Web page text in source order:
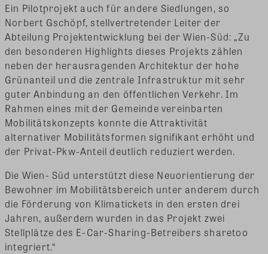
Ein Pilotprojekt auch für andere Siedlungen, so
Norbert Gschöpf, stellvertretender Leiter der
Abteilung Projektentwicklung bei der Wien-Süd: „Zu
den besonderen Highlights dieses Projekts zählen
neben der herausragenden Architektur der hohe
Grünanteil und die zentrale Infrastruktur mit sehr
guter Anbindung an den öffentlichen Verkehr. Im
Rahmen eines mit der Gemeinde vereinbarten
Mobilitätskonzepts konnte die Attraktivität
alternativer Mobilitätsformen signifikant erhöht und
der Privat-Pkw-Anteil deutlich reduziert werden.
Die Wien- Süd unterstützt diese Neuorientierung der
Bewohner im Mobilitätsbereich unter anderem durch
die Förderung von Klimatickets in den ersten drei
Jahren, außerdem wurden in das Projekt zwei
Stellplätze des E-Car-Sharing-Betreibers sharetoo
integriert.“